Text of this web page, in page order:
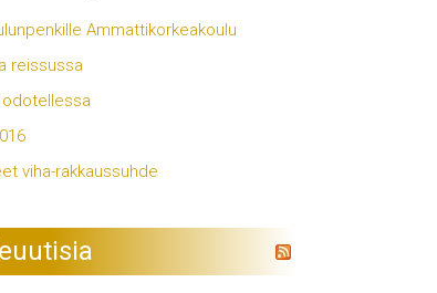
Ammattikorkeakoulu
reissussa
viha-rakkaussuhde